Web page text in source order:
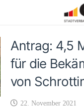
Antrag: 4,5
für die
von
22. November 2021